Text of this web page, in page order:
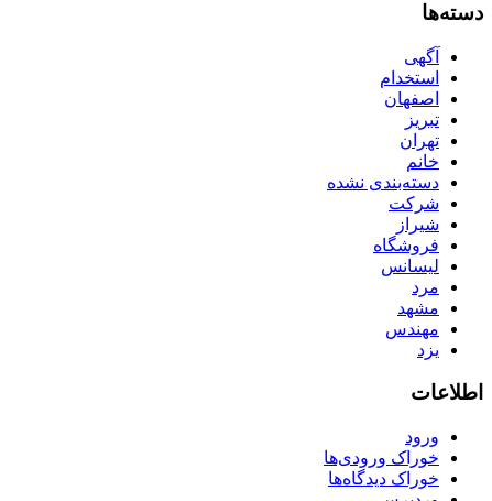
دسته‌ها
آگهی
استخدام
اصفهان
تبریز
تهران
خانم
دسته‌بندی نشده
شرکت
شیراز
فروشگاه
لیسانس
مرد
مشهد
مهندس
یزد
اطلاعات
ورود
خوراک ورودی‌ها
خوراک دیدگاه‌ها